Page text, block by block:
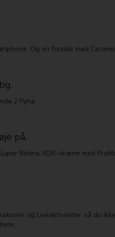
Og en forside med
Pyha.
på.
Retina XDR-skærm med
og Liveaktiviteter, så du